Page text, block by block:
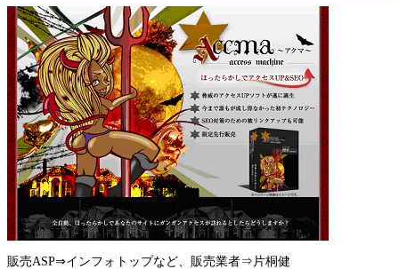
販売ASP⇒インフォトップなど、販売業者⇒片桐健